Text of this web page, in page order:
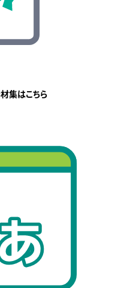
集はこちら